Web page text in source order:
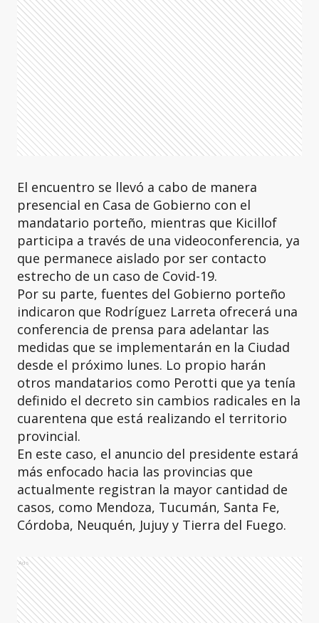
El encuentro se llevó a cabo de manera
presencial en Casa de Gobierno con el
mandatario porteño, mientras que Kicillof
participa a través de una videoconferencia, ya
que permanece aislado por ser contacto
estrecho de un caso de Covid-19.
Por su parte, fuentes del Gobierno porteño
indicaron que Rodríguez Larreta ofrecerá una
conferencia de prensa para adelantar las
medidas que se implementarán en la Ciudad
desde el próximo lunes. Lo propio harán
otros mandatarios como Perotti que ya tenía
definido el decreto sin cambios radicales en la
cuarentena que está realizando el territorio
provincial.
En este caso, el anuncio del presidente estará
más enfocado hacia las provincias que
actualmente registran la mayor cantidad de
casos, como Mendoza, Tucumán, Santa Fe,
Córdoba, Neuquén, Jujuy y Tierra del Fuego.
Ads